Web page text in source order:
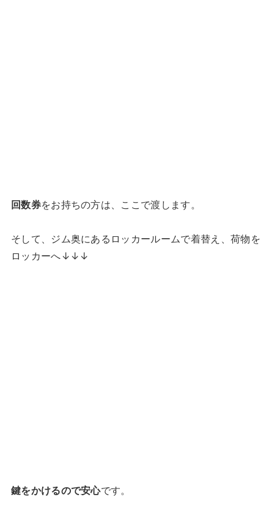
回数券をお持ちの方は、ここで渡します。
そして、ジム奥にあるロッカールームで着替え、荷物を
ロッカーへ↓↓↓
鍵をかけるので安心です。